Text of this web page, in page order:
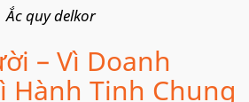
Ắc quy delkor
– Vì Doanh
Hành Tinh Chung